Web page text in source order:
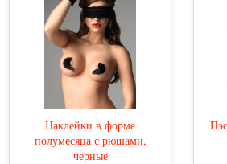
Наклейки в форме
полумесяца с рюшами,
черные